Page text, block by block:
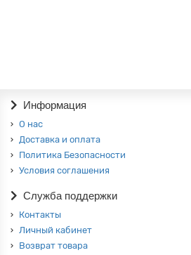
Информация
О нас
Доставка и оплата
Политика Безопасности
Условия соглашения
Служба поддержки
Контакты
Личный кабинет
Возврат товара